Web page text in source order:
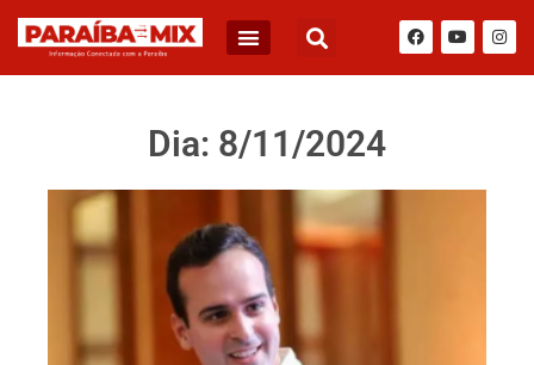
Dia: 8/11/2024